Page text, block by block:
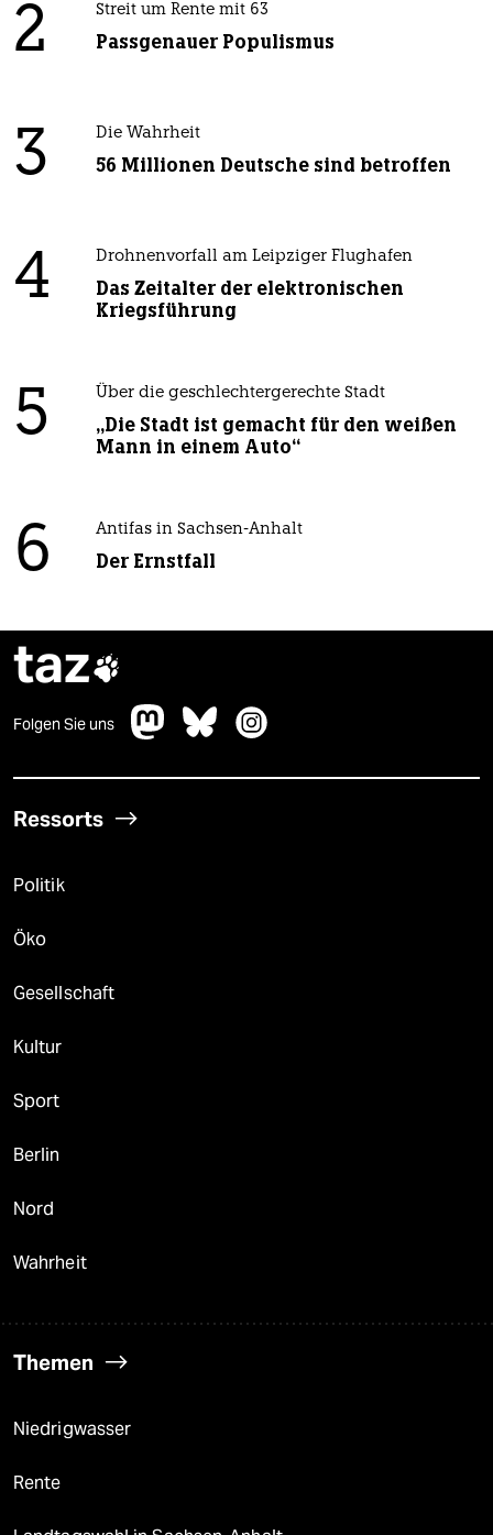
2 Streit um Rente mit 63
Passgenauer Populismus
3 Die Wahrheit
56 Millionen Deutsche sind betroffen
4 Drohnenvorfall am Leipziger Flughafen
Das Zeitalter der elektronischen
Kriegsführung
5 Über die geschlechtergerechte Stadt
„Die Stadt ist gemacht für den weißen
Mann in einem Auto“
6 Antifas in Sachsen-Anhalt
Der Ernstfall
taz
Folgen Sie uns
Ressorts
Politik
Öko
Gesellschaft
Kultur
Sport
Berlin
Nord
Wahrheit
Themen
Niedrigwasser
Rente